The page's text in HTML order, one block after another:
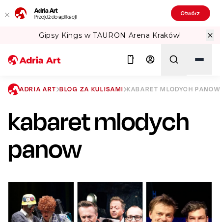
Adria Art
Przejdź do aplikacji Otwórz
Kraków! Sprawdź Teatralne
ADRIA ART BLOG ZA KULISAMI KABARET MLODYCH PANOW
kabaret mlodych
panow